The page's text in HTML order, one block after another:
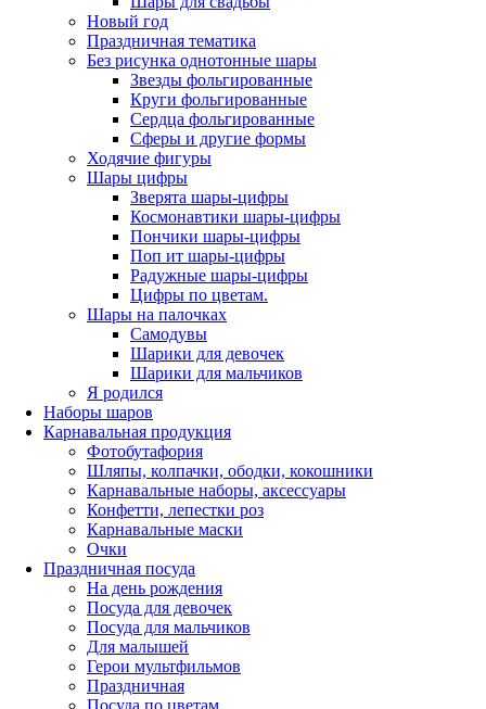
Новый год
Праздничная тематика
Без рисунка однотонные шары
Звезды фольгированные
Круги фольгированные
Сердца фольгированные
Сферы и другие формы
Ходячие фигуры
Шары цифры
Зверята шары-цифры
Космонавтики шары-цифры
Пончики шары-цифры
Поп ит шары-цифры
Радужные шары-цифры
Цифры по цветам.
Шары на палочках
Самодувы
Шарики для девочек
Шарики для мальчиков
Я родился
Наборы шаров
Карнавальная продукция
Фотобутафория
Шляпы, колпачки, ободки, кокошники
Карнавальные наборы, аксессуары
Конфетти, лепестки роз
Карнавальные маски
Очки
Праздничная посуда
На день рождения
Посуда для девочек
Посуда для мальчиков
Для малышей
Герои мультфильмов
Праздничная
Посуда по цветам